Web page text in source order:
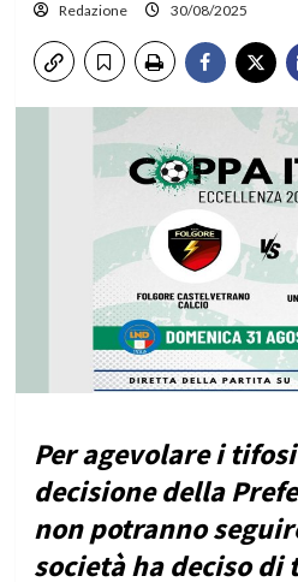
Redazione 30/08/2025
Per agevolare i
decisione della
non potranno
società ha deciso di